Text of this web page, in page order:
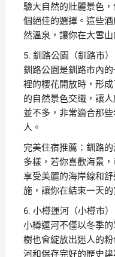
驗大自然的壯麗景色
個絕佳的選擇。這些
然溫泉，讓你在大雪
5. 釧路公園（釧路市）
釧路公園是釧路市內
裡的櫻花開放時，形
的自然景色交織，讓
並不多，非常適合那
人。
完美住宿推薦：釧路
多樣，若你喜歡海景
享受美麗的海岸線和
施，讓你在結束一天
6. 小樽運河（小樽市）
小樽運河不僅以冬季
樹也會綻放出迷人的
河和保存完好的歷史